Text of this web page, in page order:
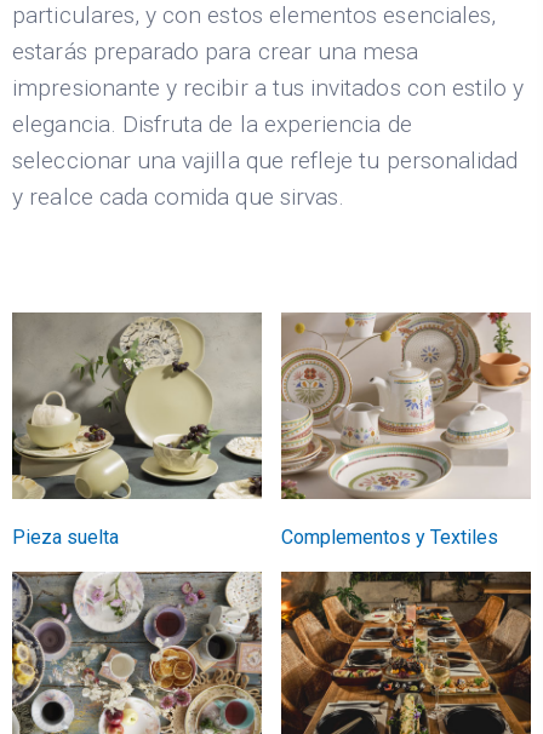
particulares, y con estos elementos esenciales,
estarás preparado para crear una mesa
impresionante y recibir a tus invitados con estilo y
elegancia. Disfruta de la experiencia de
seleccionar una vajilla que refleje tu personalidad
y realce cada comida que sirvas.
Pieza suelta Complementos y Textiles